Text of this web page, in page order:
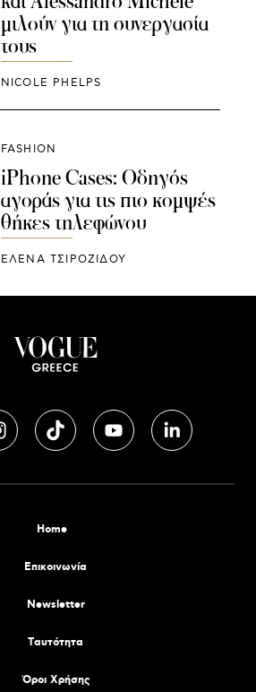
μιλούν για τη συνεργασία
τους
NICOLE PHELPS
FASHION
iPhone Cases: Οδηγός
αγοράς για τις πιο κομψές
θήκες τηλεφώνου
ΈΛΕΝΑ ΤΣΙΡΟΖΊΔΟΥ
Home
Επικοινωνία
Newsletter
Tαυτότητα
Όροι Χρήσης